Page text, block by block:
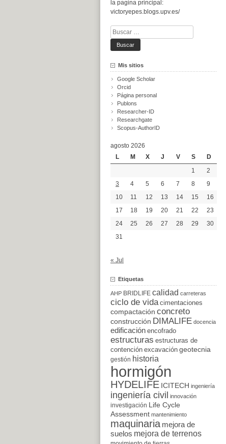
la pagina principal:
victoryepes.blogs.upv.es/
Buscar:
Mis sitios
Google Scholar
Orcid
Página personal
Publons
Researcher-ID
Researchgate
Scopus-AuthorID
agosto 2026
L
M X J V S
D
1
2
3
4 5 6 7 8
9
10
11 12 13 14 15
16
17
18 19 20 21 22
23
24
25 26 27 28 29
30
31
« Jul
Etiquetas
AHP BRIDLIFE calidad carreteras
ciclo de vida cimentaciones
compactación concreto
construcción DIMALIFE docencia
edificación encofrado
estructuras estructuras de
contención excavación geotecnia
gestión historia
hormigón
HYDELIFE ICITECH ingeniería
ingeniería civil innovación
investigación
Life Cycle
Assessment mantenimiento
maquinaria mejora de
suelos mejora de terrenos